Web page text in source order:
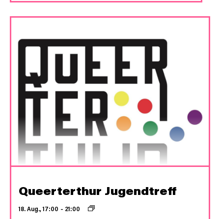
Queerterthur Jugendtreff
18. Aug., 17:00 – 21:00